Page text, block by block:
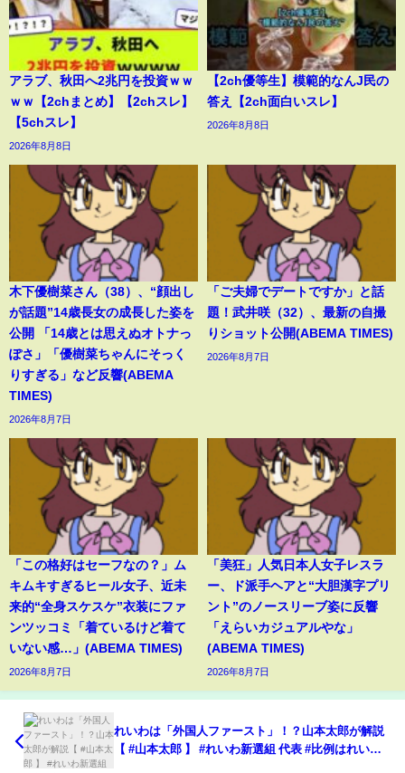
アラブ、秋田へ2兆円を投資ｗｗ
ｗｗ【2chまとめ】【2chスレ】
【5chスレ】
2026年8月8日
【2ch優等生】模範的なんJ民の
答え【2ch面白いスレ】
2026年8月8日
木下優樹菜さん（38）、“顔出し
が話題”14歳長女の成長した姿を
公開 「14歳とは思えぬオトナっ
ぽさ」「優樹菜ちゃんにそっく
りすぎる」など反響(ABEMA
TIMES)
2026年8月7日
「ご夫婦でデートですか」と話
題！武井咲（32）、最新の自撮
りショット公開(ABEMA TIMES)
2026年8月7日
「この格好はセーフなの？」ム
キムキすぎるヒール女子、近未
来的“全身スケスケ”衣装にファ
ンツッコミ「着ているけど着て
いない感…」(ABEMA TIMES)
2026年8月7日
「美狂」人気日本人女子レスラ
ー、ド派手ヘアと“大胆漢字プリ
ント”のノースリーブ姿に反響
「えらいカジュアルやな」
(ABEMA TIMES)
2026年8月7日
れいわは「外国人ファースト」！？山本太郎が解説
【 #山本太郎 】 #れいわ新選組 代表 #比例はれいわ #